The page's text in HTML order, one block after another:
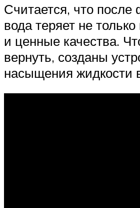
Считается, что после
вода теряет не
и ценные качества.
вернуть, созданы
насыщения жидкости